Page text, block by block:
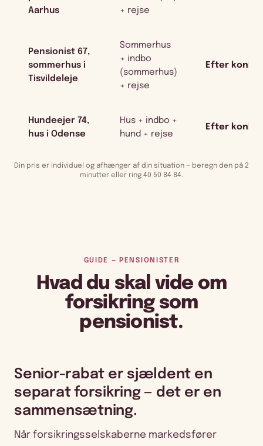
Aarhus
+ rejse
Pensionist 67,
sommerhus i
Tisvildeleje
Sommerhus
+ indbo
(sommerhus)
+ rejse
Efter
Hundeejer 74,
hus i Odense
Hus + indbo +
hund + rejse
Efter
Din pris er individuel og afhænger af din situation — beregn den på 2
minutter eller ring 40 50 84 84.
GUIDE — PENSIONISTER
Hvad du skal vide om
forsikring som
pensionist.
Senior-rabat er sjældent en
separat forsikring — det er en
sammensætning.
Når forsikringsselskaberne markedsfører